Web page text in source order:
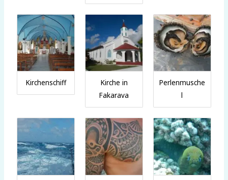
Kirchenschiff
Kirche in
Fakarava
Perlenmusche